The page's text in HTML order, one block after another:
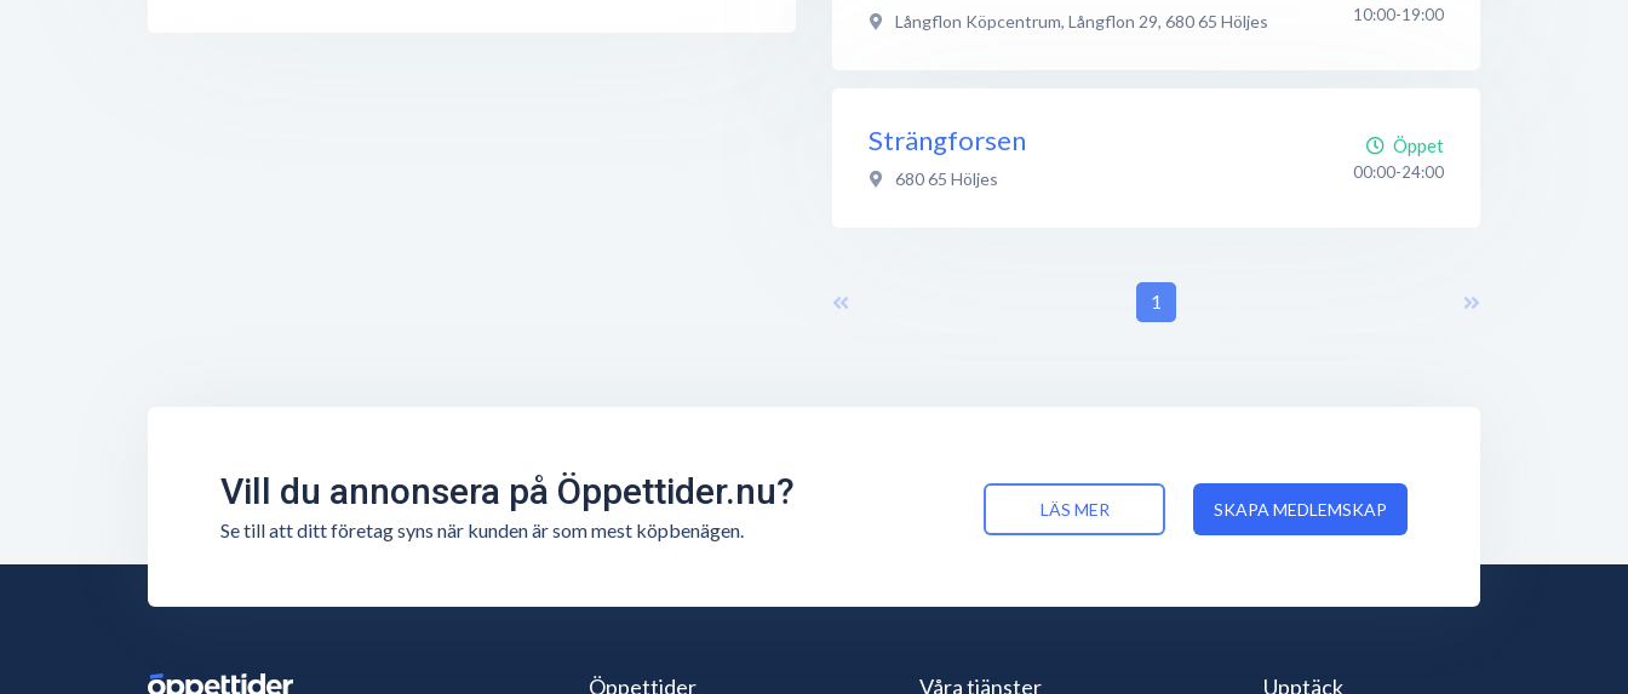
Långflon Köpcentrum, Långflon 29, 680 65 Höljes 10:00-19:00
Strängforsen
680 65 Höljes
Öppet
00:00-24:00
1
Vill du annonsera på Öppettider.nu?
Se till att ditt företag syns när kunden är som mest köpbenägen.
LÄS MER SKAPA MEDLEMSKAP
Öppettider Våra tjänster Upptäck